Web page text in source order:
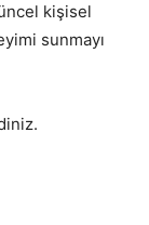
kişisel
sunmayı